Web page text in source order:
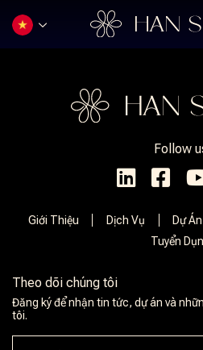
Follow
Giới Thiệu Dịch Vụ Dự Án
Tuyển
Theo dõi chúng tôi
Đăng ký để nhận tin tức, dự án và
tôi.